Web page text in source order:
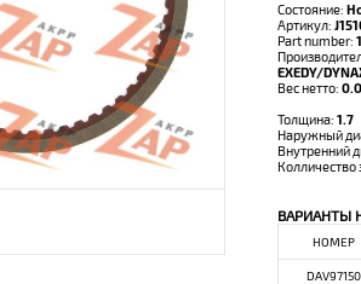
Состояние:
Артикул:
Part number:
EXEDY/
Вес нетто:
Толщина: 1.7
Наружный
Внутренний
Колличество
ВАРИАНТЫ
НОМЕР
DAV97150